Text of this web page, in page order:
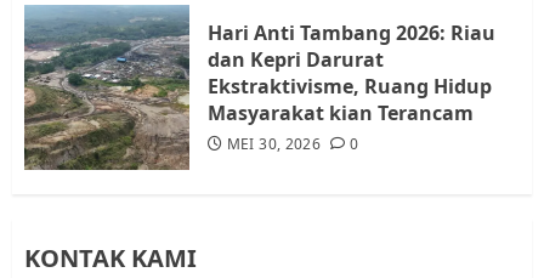
5
Hari Anti Tambang 2026: Riau
dan Kepri Darurat
Ekstraktivisme, Ruang Hidup
Masyarakat kian Terancam
MEI 30, 2026 0
KONTAK KAMI